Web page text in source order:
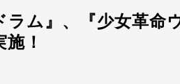
ラム』、『少女革命
！